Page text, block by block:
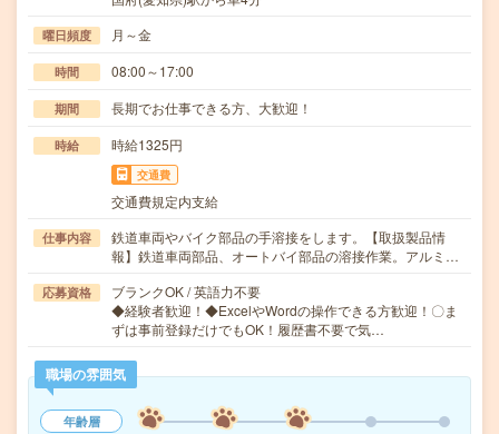
曜日頻度 月～金
時間 08:00～17:00
期間 長期でお仕事できる方、大歓迎！
時給 時給1325円
交通費
交通費規定内支給
仕事内容
鉄道車両やバイク部品の手溶接をします。【取扱製品情
報】鉄道車両部品、オートバイ部品の溶接作業。アルミ…
応募資格
ブランクOK / 英語力不要
◆経験者歓迎！◆ExcelやWordの操作できる方歓迎！〇ま
ずは事前登録だけでもOK！履歴書不要で気…
職場の雰囲気
年齢層